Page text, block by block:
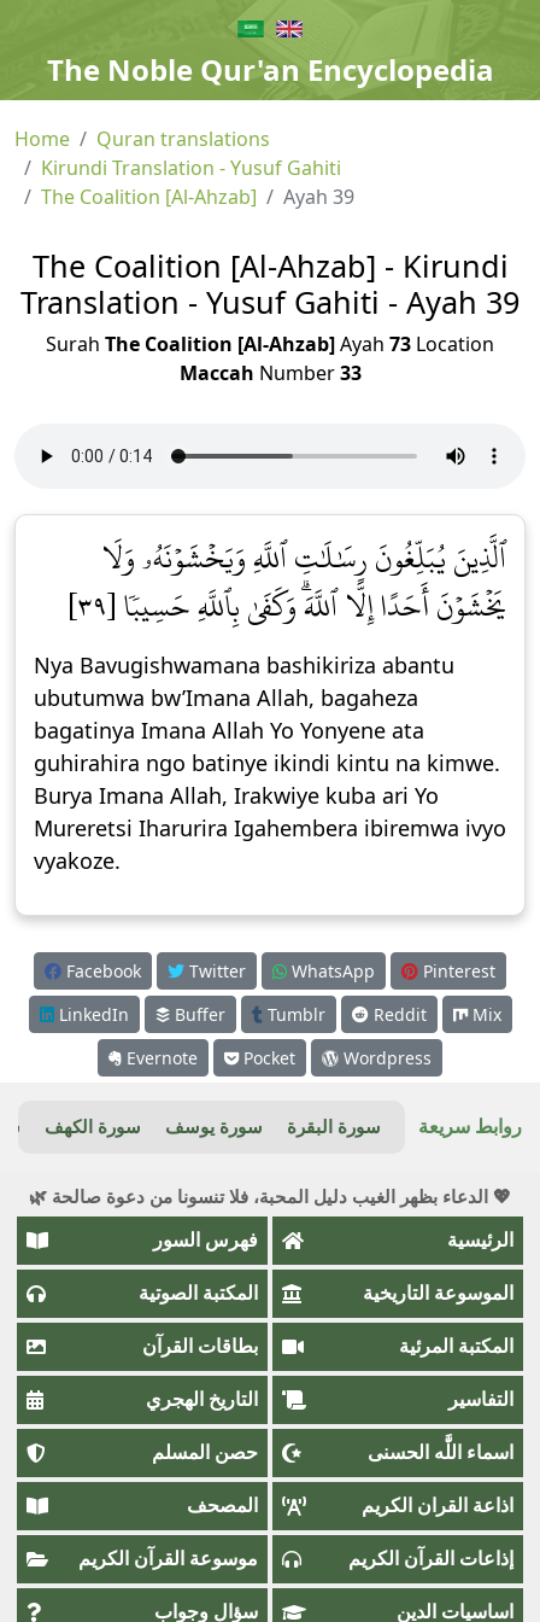
The Noble Qur'an Encyclopedia
Home
Quran translations
Kirundi Translation - Yusuf Gahiti
The Coalition [Al-Ahzab]
Ayah 39
The Coalition [Al-Ahzab] - Kirundi
Translation - Yusuf Gahiti - Ayah 39
Surah The Coalition [Al-Ahzab]Ayah 73 Location
Maccah Number33
ٱلَّذِينَ يُبَلِّغُونَ رِسَٰلَٰتِ ٱللَّهِ وَيَخۡشَوۡنَهُۥ وَلَا
يَخۡشَوۡنَ أَحَدًا إِلَّا ٱللَّهَۗ وَكَفَىٰ بِٱللَّهِ حَسِيبٗا [٣٩]
Nya Bavugishwamana bashikiriza abantu
ubutumwa bw’Imana Allah, bagaheza
bagatinya Imana Allah Yo Yonyene ata
guhirahira ngo batinye ikindi kintu na kimwe.
Burya Imana Allah, Irakwiye kuba ari Yo
Mureretsi Iharurira Igahembera ibiremwa ivyo
vyakoze.
Facebook Twitter WhatsApp
Pinterest
LinkedIn
Buffer Tumblr Reddit
Mix
Evernote
Pocket Wordpress
روابط سريعة سورة البقرة سورة يوسف سورة الكهف
💖 الدعاء بظهر الغيب دليل المحبة، فلا تنسونا من دعوة صالحة 🌿
الرئيسية فهرس السور
الموسوعة التاريخية المكتبة الصوتية
المكتبة المرئية بطاقات القرآن
التفاسير التاريخ الهجري
اسماء اللَّٰه الحسنى حصن المسلم
اذاعة القران الكريم المصحف
إذاعات القرآن الكريم موسوعة القرآن الكريم
اساسيات الدين سؤال وجواب